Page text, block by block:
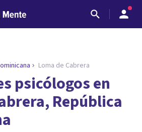
para encontrar el
preguntas y te ofreceremos
más se ajustan a tus
Loma de Cabrera
psicólogos en
República